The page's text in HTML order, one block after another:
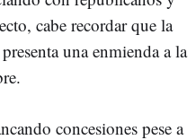
cabe recordar que la
una enmienda a la
concesiones pese a